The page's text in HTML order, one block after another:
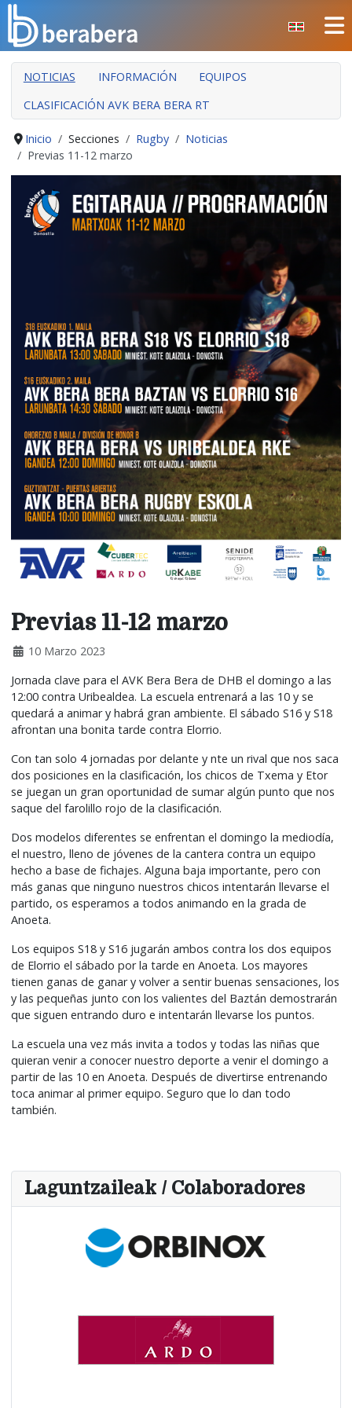
CERRAR
INICIO
CLUB
MANTEO
SECCIONES
EVENTOS
ÁREA SOCIAL
NOTICIAS INFORMACIÓN
EQUIPOS
CLASIFICACIÓN AVK BERA BERA RT
Inicio Secciones Rugby
Noticias
Previas 11-12 marzo
Previas 11-12 marzo
10 Marzo 2023
Jornada clave para el AVK Bera Bera de DHB el domingo a las
12:00 contra Uribealdea. La escuela entrenará a las 10 y se
quedará a animar y habrá gran ambiente. El sábado S16 y S18
afrontan una bonita tarde contra Elorrio.
Con tan solo 4 jornadas por delante y nte un rival que nos saca
dos posiciones en la clasificación, los chicos de Txema y Etor
se juegan un gran oportunidad de sumar algún punto que nos
saque del farolillo rojo de la clasificación.
Dos modelos diferentes se enfrentan el domingo la mediodía,
el nuestro, lleno de jóvenes de la cantera contra un equipo
hecho a base de fichajes. Alguna baja importante, pero con
más ganas que ninguno nuestros chicos intentarán llevarse el
partido, os esperamos a todos animando en la grada de
Anoeta.
Los equipos S18 y S16 jugarán ambos contra los dos equipos
de Elorrio el sábado por la tarde en Anoeta. Los mayores
tienen ganas de ganar y volver a sentir buenas sensaciones, los
y las pequeñas junto con los valientes del Baztán demostrarán
que siguen entrando duro e intentarán llevarse los puntos.
La escuela una vez más invita a todos y todas las niñas que
quieran venir a conocer nuestro deporte a venir el domingo a
partir de las 10 en Anoeta. Después de divertirse entrenando
toca animar al primer equipo. Seguro que lo dan todo
también.
Laguntzaileak / Colaboradores